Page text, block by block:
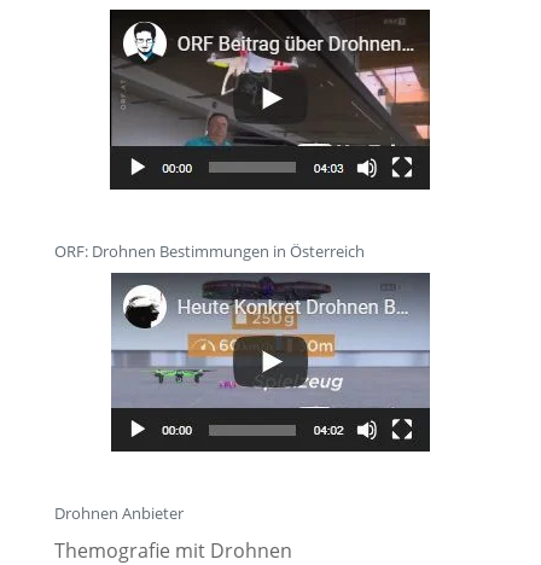
ORF: Drohnen Bestimmungen in Österreich
Drohnen Anbieter
Themografie mit Drohnen